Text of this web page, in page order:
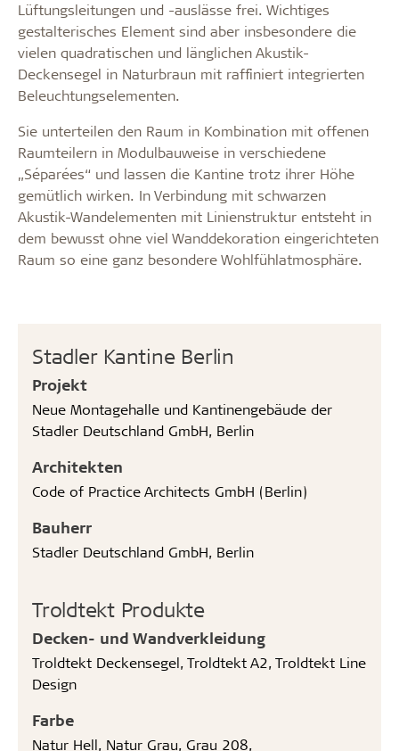
Stadler Kantine Berlin
Projekt
Neue Montagehalle und Kantinengebäude der
Stadler Deutschland GmbH, Berlin
Architekten
Code of Practice Architects GmbH (Berlin)
Bauherr
Stadler Deutschland GmbH, Berlin
Troldtekt Produkte
Decken- und Wandverkleidung
Troldtekt Deckensegel, Troldtekt A2, Troldtekt Line
Design
Farbe
Natur Hell, Natur Grau, Grau 208,
Lüftungsleitungen und -auslässe frei. Wichtiges
gestalterisches Element sind aber insbesondere die
vielen quadratischen und länglichen Akustik-
Deckensegel in Naturbraun mit raffiniert integrierten
Beleuchtungselementen.
Sie unterteilen den Raum in Kombination mit offenen
Raumteilern in Modulbauweise in verschiedene
„Séparées“ und lassen die Kantine trotz ihrer Höhe
gemütlich wirken. In Verbindung mit schwarzen
Akustik-Wandelementen mit Linienstruktur entsteht in
dem bewusst ohne viel Wanddekoration eingerichteten
Raum so eine ganz besondere Wohlfühlatmosphäre.